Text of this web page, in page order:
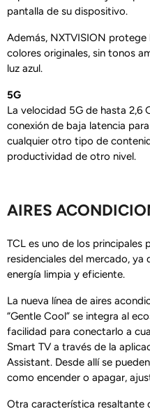
pantalla de su dispositivo.
Además, NXTVISION
colores originales, sin tonos
luz azul.
5G
La velocidad 5G de hasta 2,6
conexión de baja latencia
cualquier otro tipo de
productividad de otro nivel.
AIRES
TCL es uno de los principales
residenciales del mercado,
energía limpia y eficiente.
La nueva línea de aires
“Gentle Cool” se integra al
facilidad para conectarlo a
Smart TV a través de la
Assistant. Desde allí se
como encender o apagar,
Otra característica resaltante